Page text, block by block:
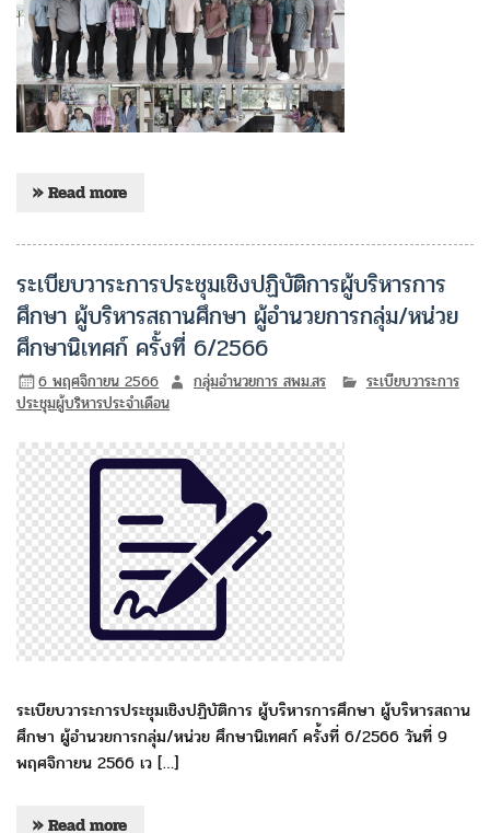
» Read more
ระเบียบวาระการประชุมเชิงปฏิบัติการผู้บริหารการ
ศึกษา ผู้บริหารสถานศึกษา ผู้อำนวยการกลุ่ม/หน่วย
ศึกษานิเทศก์ ครั้งที่ 6/2566
6 พฤศจิกายน 2566 กลุ่มอำนวยการ สพม.สร
ระเบียบวาระการ
ประชุมผู้บริหารประจำเดือน
ระเบียบวาระการประชุมเชิงปฏิบัติการ ผู้บริหารการศึกษา ผู้บริหารสถาน
ศึกษา ผู้อำนวยการกลุ่ม/หน่วย ศึกษานิเทศก์ ครั้งที่ 6/2566 วันที่ 9
พฤศจิกายน 2566 เว […]
» Read more